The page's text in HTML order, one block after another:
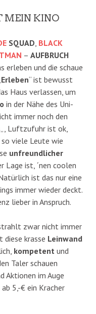
MEIN KINO
SQUAD, BLACK
– AUFBRUCH
erleben und die schaue
Erleben“ ist bewusst
Haus verlassen, um
in der Nähe des Uni-
immer noch den
„, Luftzufuhr ist ok,
viele Leute wie
unfreundlicher
Lage ist, ´nen coolen
ist das nur eine
immer wieder deckt.
lieber in Anspruch.
zwar nicht immer
diese krasse Leinwand
kompetent und
Taler schauen
Aktionen im Auge
5,-€ ein Kracher